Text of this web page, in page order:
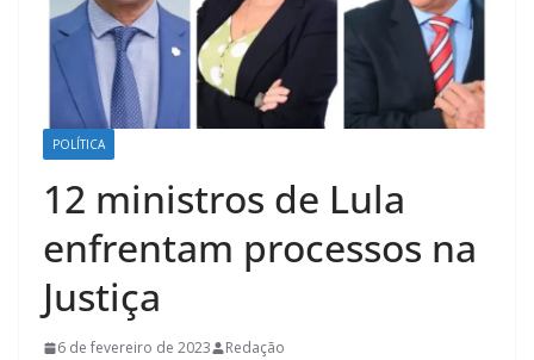
POLÍTICA
12 ministros de Lula
enfrentam processos na
Justiça
6 de fevereiro de 2023 Redação